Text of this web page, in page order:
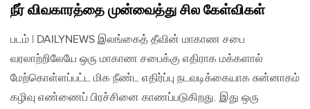
நீர் விவகாரத்தை முன்வைத்து சில கேள்விகள்
படம் | DAILYNEWS இலங்கைத் தீவின் மாகாண சபை
வரலாற்றிலேயே ஒரு மாகாண சபைக்கு எதிராக மக்களால்
மேற்கொள்ளப்பட்ட மிக நீண்ட எதிர்ப்பு நடவடிக்கையாக சுன்னாகம்
கழிவு எண்ணைப் பிரச்சினை காணப்படுகிறது. இது ஒரு